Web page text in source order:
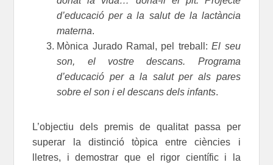
d’educació per a la salut de la lactància
materna.
Mònica Jurado Ramal, pel treball:El seu
son, el vostre descans. Programa
d’educació per a la salut per als pares
sobre el son i el descans dels infants.
L’objectiu dels premis de qualitat passa per
superar la distinció tòpica entre ciències i
lletres, i demostrar que el rigor científic i la